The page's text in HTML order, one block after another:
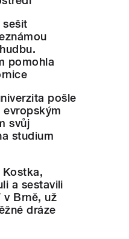
sešit
pomohla
pošle
evropským
svůj
studium
Kostka,
a sestavili
v Brně, už
dráze